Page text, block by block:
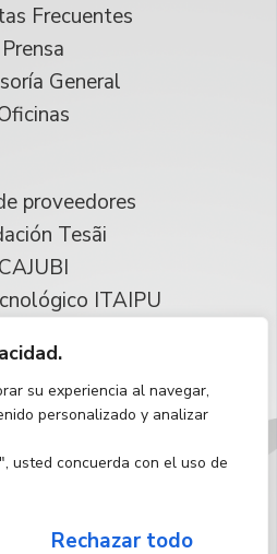
su experiencia al navegar,
personalizado y analizar
usted concuerda con el uso de
Rechazar todo
Frecuentes
Prensa
General
proveedores
Tesãi
CAJUBI
ITAIPU
los derechos